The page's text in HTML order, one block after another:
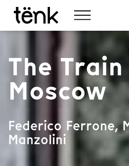
The
Moscow
Federico Ferrone,
Manzolini